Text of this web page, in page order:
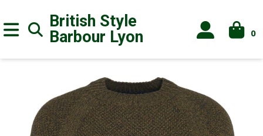
British Style
Barbour Lyon 0